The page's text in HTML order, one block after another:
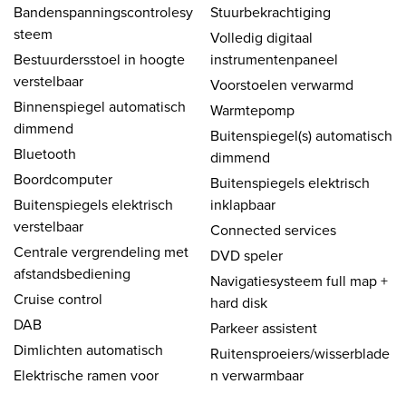
Bandenspanningscontrolesy
steem
Bestuurdersstoel in hoogte
verstelbaar
Binnenspiegel automatisch
dimmend
Bluetooth
Boordcomputer
Buitenspiegels elektrisch
verstelbaar
Centrale vergrendeling met
afstandsbediening
Cruise control
DAB
Dimlichten automatisch
Elektrische ramen voor
Stuurbekrachtiging
Volledig digitaal
instrumentenpaneel
Voorstoelen verwarmd
Warmtepomp
Buitenspiegel(s) automatisch
dimmend
Buitenspiegels elektrisch
inklapbaar
Connected services
DVD speler
Navigatiesysteem full map +
hard disk
Parkeer assistent
Ruitensproeiers/wisserblade
n verwarmbaar